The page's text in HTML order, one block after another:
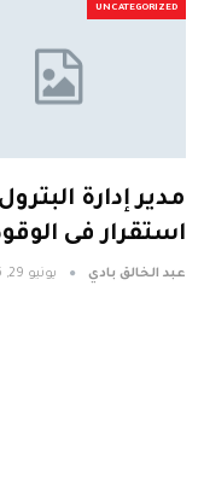
UNCATEGORIZED
مدير إدارة
استقرار فى
عبد الخالق بادي يونيو 29, 2026